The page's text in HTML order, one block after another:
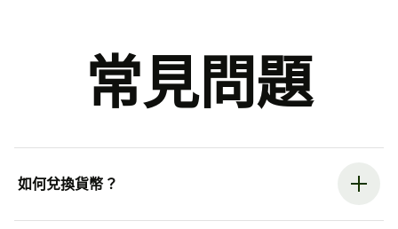
常見問題
如何兌換貨幣？